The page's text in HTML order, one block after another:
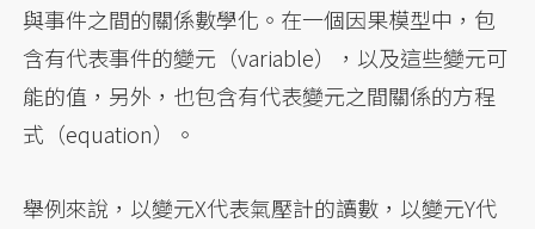
與事件之間的關係數學化。在一個因果模型中，包
含有代表事件的變元（variable），以及這些變元可
能的值，另外，也包含有代表變元之間關係的方程
式（equation）。
舉例來說，以變元X代表氣壓計的讀數，以變元Y代